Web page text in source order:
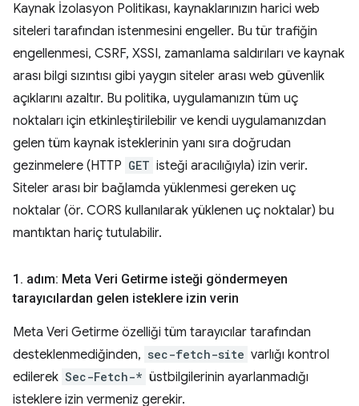
Kaynak İzolasyon Politikası, kaynaklarınızın harici web
siteleri tarafından istenmesini engeller. Bu tür trafiğin
engellenmesi, CSRF, XSSI, zamanlama saldırıları ve kaynak
arası bilgi sızıntısı gibi yaygın siteler arası web güvenlik
açıklarını azaltır. Bu politika, uygulamanızın tüm uç
noktaları için etkinleştirilebilir ve kendi uygulamanızdan
gelen tüm kaynak isteklerinin yanı sıra doğrudan
gezinmelere (HTTP GET isteği aracılığıyla) izin verir.
Siteler arası bir bağlamda yüklenmesi gereken uç
noktalar (ör. CORS kullanılarak yüklenen uç noktalar) bu
mantıktan hariç tutulabilir.
1 . adım: Meta Veri Getirme isteği göndermeyen
tarayıcılardan gelen isteklere izin verin
Meta Veri Getirme özelliği tüm tarayıcılar tarafından
desteklenmediğinden, sec-fetch-site varlığı kontrol
edilerek Sec-Fetch-* üstbilgilerinin ayarlanmadığı
isteklere izin vermeniz gerekir.